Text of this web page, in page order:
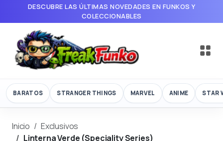
DESCUBRE LAS ÚLTIMAS NOVEDADES EN FUNKOS Y
COLECCIONABLES
BARATOS STRANGER THINGS MARVEL ANIME STAR
Inicio
Exclusivos
Linterna Verde (Speciality Series)